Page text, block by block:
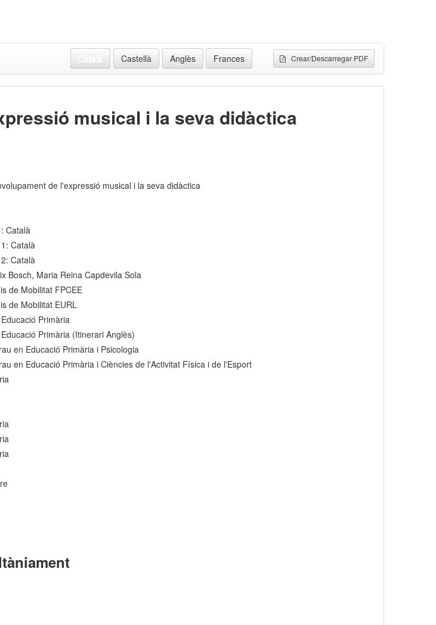
Crear/Descarregar PDF
Castellà Anglès Frances
musical i la seva didàctica
de l'expressió musical i la seva didàctica
Català
Català
Català
Bosch, Maria Reina Capdevila Sola
de Mobilitat FPCEE
de Mobilitat EURL
Primària
Primària (Itinerari Anglès)
en Educació Primària i Psicologia
en Educació Primària i Ciències de l'Activitat Física i de l'Esport